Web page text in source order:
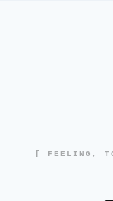
[ FEELING,